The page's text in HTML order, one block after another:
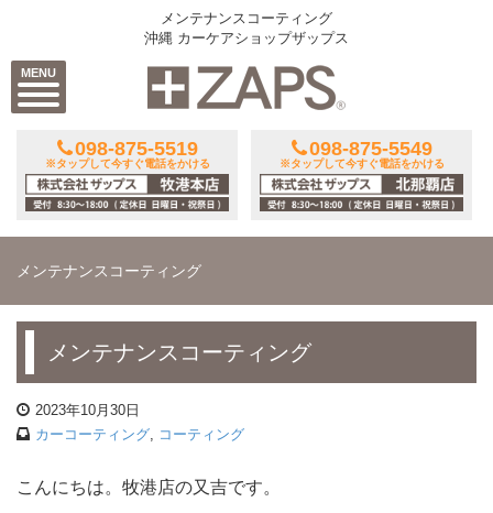
MENU
メンテナンスコーティング
沖縄 カーケアショップザップス
098-875-5519
※タップして今すぐ電話をかける
098-875-5549
※タップして今すぐ電話をかける
メンテナンスコーティング
メンテナンスコーティング
2023年10月30日
カーコーティング
コーティング
こんにちは。牧港店の又吉です。